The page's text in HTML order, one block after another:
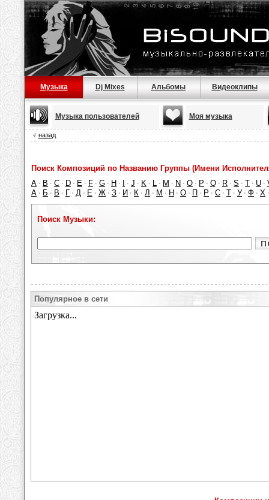
Музыка Dj Mixes Альбомы Видеоклипы
Музыка пользователей Моя музыка
назад
Поиск Композиций по Названию Группы (Имени
A · B · C · D · E · F · G · H · · J · K · L · M · N · O · P · Q · R · S · T · U ·
А · Б · В · Г · Д · Е · Ж · З · И · К · Л · М · Н · О · П · Р · С · Т · У · Ф · Х
Поиск Музыки:
Популярное в сети